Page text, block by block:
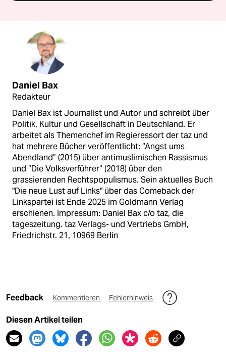
Daniel Bax
Redakteur
Daniel Bax ist Journalist und Autor und schreibt über
Politik, Kultur und Gesellschaft in Deutschland. Er
arbeitet als Themenchef im Regieressort der taz und
hat mehrere Bücher veröffentlicht: “Angst ums
Abendland” (2015) über antimuslimischen Rassismus
und “Die Volksverführer“ (2018) über den
grassierenden Rechtspopulismus. Sein aktuelles Buch
"Die neue Lust auf Links" über das Comeback der
Linkspartei ist Ende 2025 im Goldmann Verlag
erschienen. Impressum: Daniel Bax c/o taz, die
tageszeitung. taz Verlags- und Vertriebs GmbH,
Friedrichstr. 21, 10969 Berlin
Feedback Kommentieren Fehlerhinweis
Diesen Artikel teilen